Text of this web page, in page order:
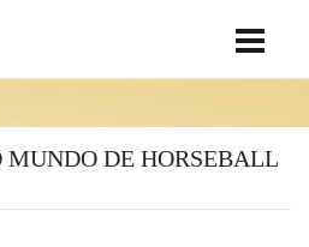
MUNDO DE HORSEBALL